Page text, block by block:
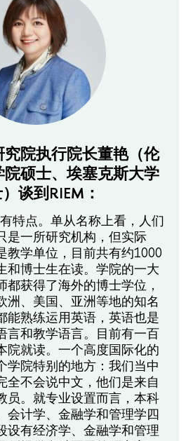
院执行院长董艳（伦
硕士、埃塞克斯大学
谈到RIEM：
特点。单从名称上看，人们
是一所研究机构，但实际
教学单位，目前共有约1000
和博士生在读。学院的一大
都获得了海外的博士学位，
洲、美国、亚洲等地的知名
能熟练运用英语，英语也是
言和教学语言。目前有一百
院就读。一个高度国际化的
学院特别的地方：我们当中
全不会说中文，他们是来自
员。就专业设置而言，本科
会计学、金融学和管理学四
设有经济学、金融学和管理